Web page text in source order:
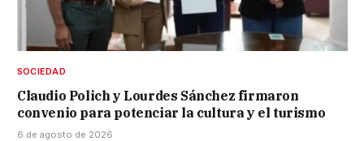
SOCIEDAD
Claudio Polich y Lourdes Sánchez firmaron
convenio para potenciar la cultura y el turismo
6 de agosto de 2026